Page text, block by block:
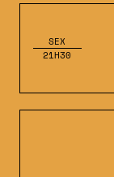
SEX
21H30